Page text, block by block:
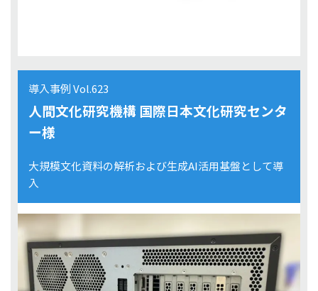
導入事例 Vol.623
人間文化研究機構 国際日本文化研究センタ
ー様
大規模文化資料の解析および生成AI活用基盤として導
入